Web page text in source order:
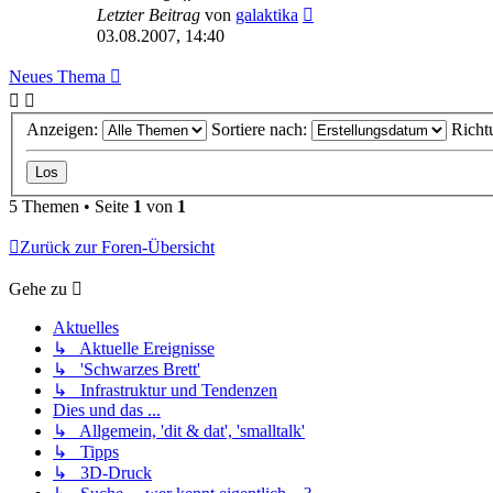
Letzter Beitrag von galaktika
03.08.2007, 14:40
Neues Thema
Anzeigen: Sortiere nach:
5 Themen • Seite 1 von 1
Zurück zur Foren-Übersicht
Gehe zu
Aktuelles
↳ Aktuelle Ereignisse
↳ 'Schwarzes Brett'
↳ Infrastruktur und Tendenzen
Dies und das ...
↳ Allgemein, 'dit & dat', 'smalltalk'
↳ Tipps
↳ 3D-Druck